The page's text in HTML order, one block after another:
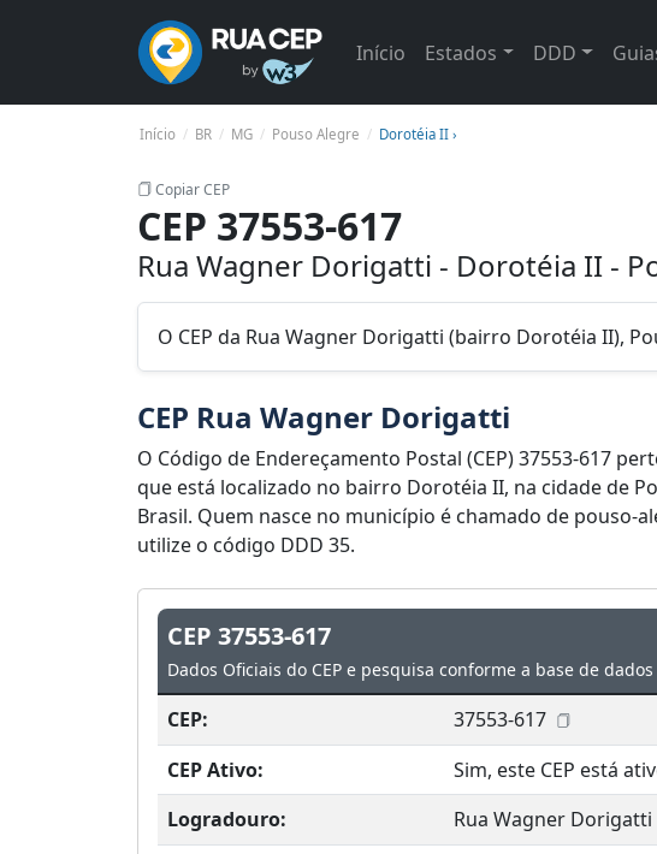
Início Estados DDD
Início BR MG Pouso Alegre Dorotéia II ›
Copiar CEP
CEP 37553-617
Rua Wagner Dorigatti - Dorotéia II -
O CEP da Rua Wagner Dorigatti (bairro Dorotéia II),
CEP Rua Wagner Dorigatti
O Código de Endereçamento Postal (CEP) 37553-617
que está localizado no bairro Dorotéia II, na cidade de
Brasil. Quem nasce no município é chamado de pouso-
utilize o código DDD 35.
CEP 37553-617
Dados Oficiais do CEP e pesquisa conforme a base de
CEP:
37553-617
CEP Ativo:
Sim, este CEP está
Logradouro:
Rua Wagner Dorigatti